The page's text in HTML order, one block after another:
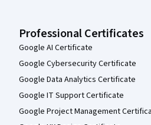
Professional Certificates
Google AI Certificate
Google Cybersecurity Certificate
Google Data Analytics Certificate
Google IT Support Certificate
Google Project Management